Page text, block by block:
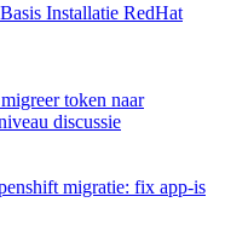
Installatie RedHat
token naar
discussie
migratie: fix app-is